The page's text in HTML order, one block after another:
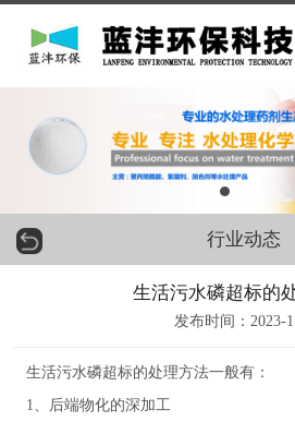
行业动态
生活污水磷超标的
发布时间：2023-
生活污水磷超标的处理方法一般有：
1、后端物化的深加工